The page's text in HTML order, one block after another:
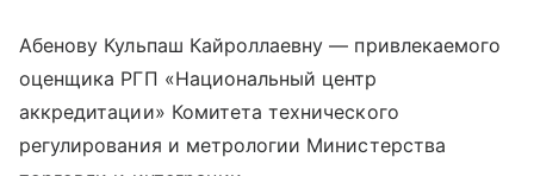
Абенову Кульпаш Кайроллаевну — привлекаемого
оценщика РГП «Национальный центр
аккредитации» Комитета технического
регулирования и метрологии Министерства